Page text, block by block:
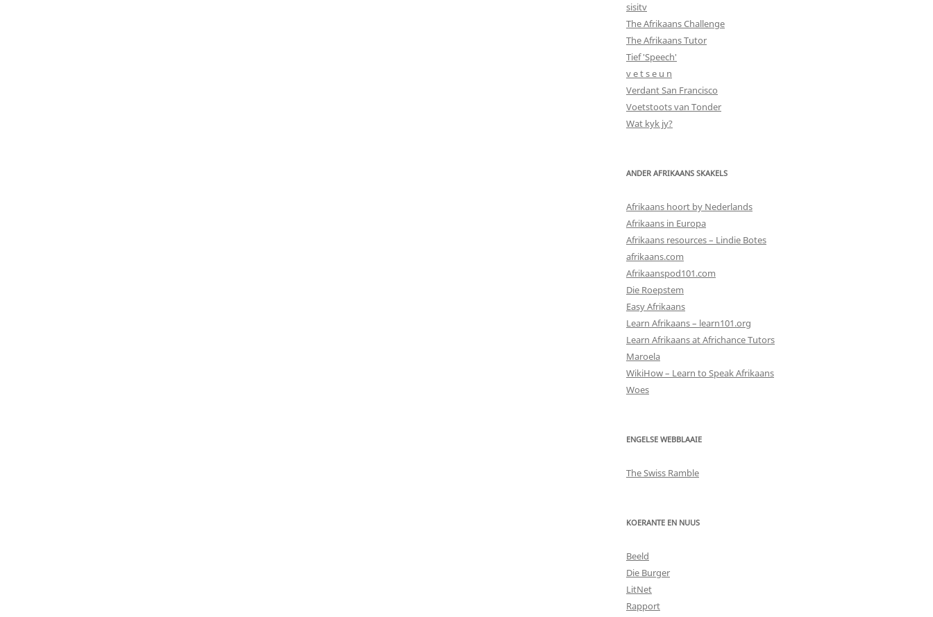
sisitv
The Afrikaans Challenge
The Afrikaans Tutor
Tief 'Speech'
v e t s e u n
Verdant San Francisco
Voetstoots van Tonder
Wat kyk jy?
ANDER AFRIKAANS SKAKELS
Afrikaans hoort by Nederlands
Afrikaans in Europa
Afrikaans resources – Lindie Botes
afrikaans.com
Afrikaanspod101.com
Die Roepstem
Easy Afrikaans
Learn Afrikaans – learn101.org
Learn Afrikaans at Africhance Tutors
Maroela
WikiHow – Learn to Speak Afrikaans
Woes
ENGELSE WEBBLAAIE
The Swiss Ramble
KOERANTE EN NUUS
Beeld
Die Burger
LitNet
Rapport